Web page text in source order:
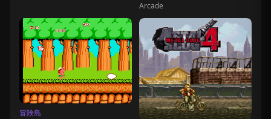
Arcade
冒険島